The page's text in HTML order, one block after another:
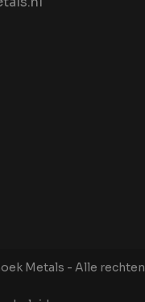
Metals - Alle rechten